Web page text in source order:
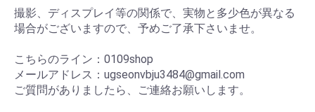
撮影、ディスプレイ等の関係で、実物と多少色が異なる
場合がございますので、予めご了承下さいませ。
こちらのライン：0109shop
メールアドレス：ugseonvbju3484@gmail.com
ご質問がありましたら、ご連絡お願いします。